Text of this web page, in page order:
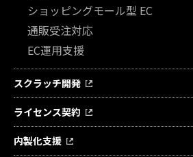
ショッピングモール型 EC
通販受注対応
EC運用支援
スクラッチ開発
ライセンス契約
内製化支援